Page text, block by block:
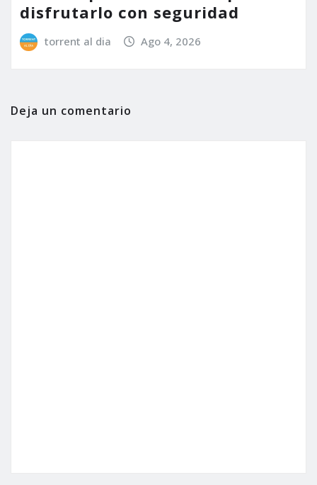
disfrutarlo con seguridad
torrent al dia Ago 4, 2026
Deja un comentario